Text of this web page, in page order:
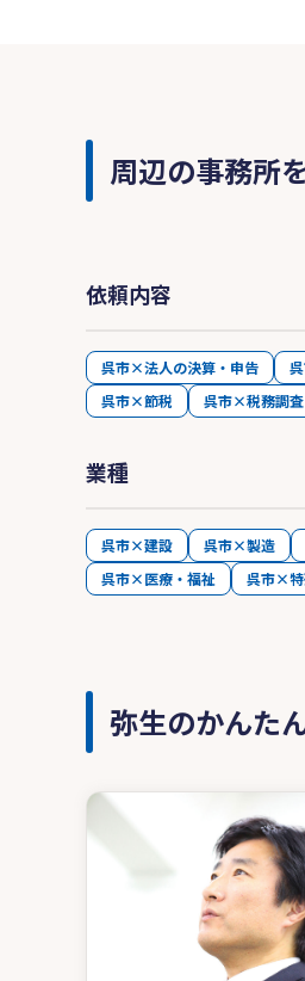
周辺の事務所
依頼内容
呉市×法人の決算・申告
呉市×節税
呉市×税務調査
業種
呉市×建設 呉市×製造
呉市×医療・福祉
呉市×特
弥生のかんた